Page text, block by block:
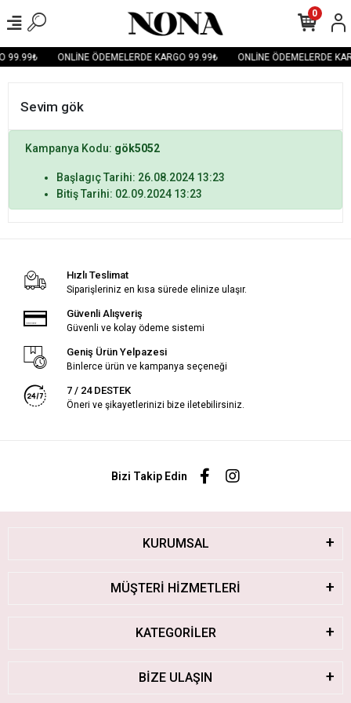
99.99₺ ONLİNE ÖDEMELERDE KARGO 99.99₺ ONLİNE ÖDEMELERDE
0
Sevim gök
Kampanya Kodu: gök5052
Başlagıç Tarihi: 26.08.2024 13:23
Bitiş Tarihi: 02.09.2024 13:23
Hızlı Teslimat
Siparişleriniz en kısa sürede elinize ulaşır.
Güvenli Alışveriş
Güvenli ve kolay ödeme sistemi
Geniş Ürün Yelpazesi
Binlerce ürün ve kampanya seçeneği
7 / 24 DESTEK
Öneri ve şikayetlerinizi bize iletebilirsiniz.
Bizi Takip Edin
KURUMSAL
MÜŞTERİ HİZMETLERİ
KATEGORİLER
BİZE ULAŞIN